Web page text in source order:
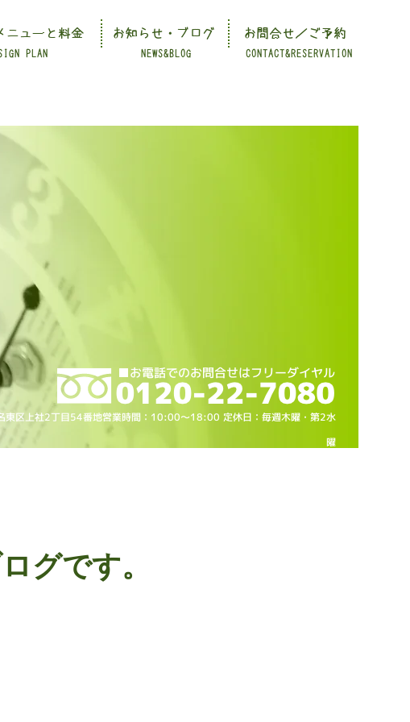
CONTACT&RESERVATION
PLAN NEWS&BLOG
ニューと料金 お知らせ・ブログ お問合せ／ご予約
区上社2丁目54番地営業時間：10:00～18:00 定休日：毎週木曜・第2水
曜
グです。